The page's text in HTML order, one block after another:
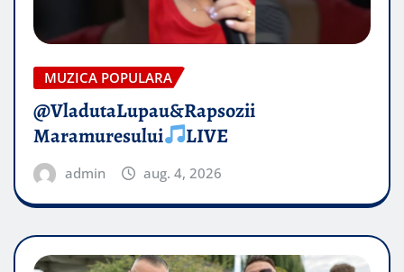
MUZICA POPULARA
@VladutaLupau&Rapsozii
Maramuresului
LIVE
admin aug. 4, 2026